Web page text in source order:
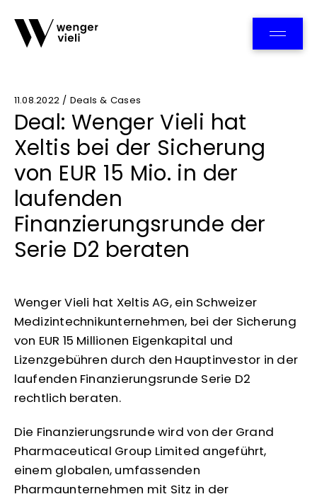
11.08.2022 / Deals & Cases
Deal: Wenger Vieli hat
Xeltis bei der Sicherung
von EUR 15 Mio. in der
laufenden
Finanzierungsrunde der
Serie D2 beraten
Wenger Vieli hat Xeltis AG, ein Schweizer
Medizintechnikunternehmen, bei der Sicherung
von EUR 15 Millionen Eigenkapital und
Lizenzgebühren durch den Hauptinvestor in der
laufenden Finanzierungsrunde Serie D2
rechtlich beraten.
Die Finanzierungsrunde wird von der Grand
Pharmaceutical Group Limited angeführt,
einem globalen, umfassenden
Pharmaunternehmen mit Sitz in der